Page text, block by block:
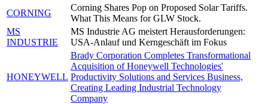
CORNING
Corning Shares Pop on Proposed Solar Tariffs.
What This Means for GLW Stock.
MS
INDUSTRIE
MS Industrie AG meistert Herausforderungen:
USA-Anlauf und Kerngeschäft im Fokus
HONEYWELL
Brady Corporation Completes Transformational
Acquisition of Honeywell Technologies'
Productivity Solutions and Services Business,
Creating Leading Industrial Technology
Company